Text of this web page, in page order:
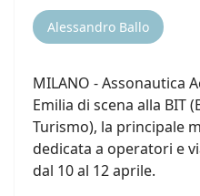
Alessandro Ballo
MILANO - Assonautica
Emilia di scena alla BIT
Turismo), la principale
dedicata a operatori e
dal 10 al 12 aprile.